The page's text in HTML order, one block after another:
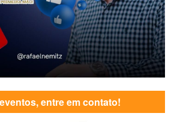
entre em contato!